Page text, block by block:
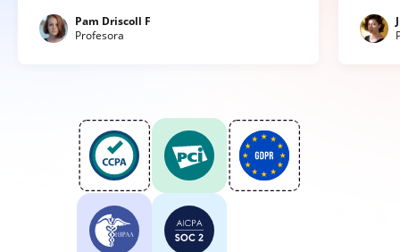
Pam Driscoll F
Profesora